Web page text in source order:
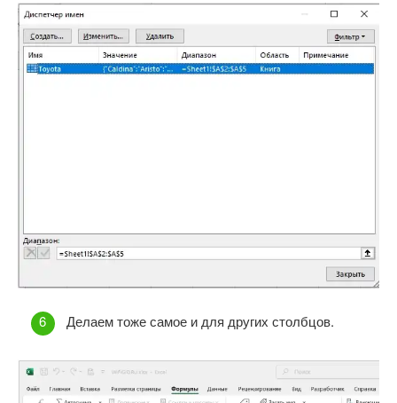
Делаем тоже самое и для других столбцов.